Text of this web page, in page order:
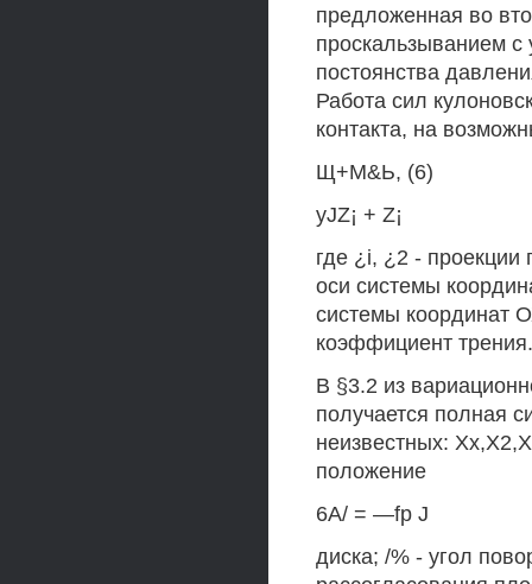
предложенная во
проскальзыванием с
постоянства
Работа сил
контакта, на
Щ+М&Ь, (6)
yJZ¡ + Z¡
где ¿i, ¿2 - проекции
оси системы
системы координат
коэффициент трения.
В §3.2 из
получается полная
неизвестных:
положение
6А/ = —fp J
диска; /% - угол